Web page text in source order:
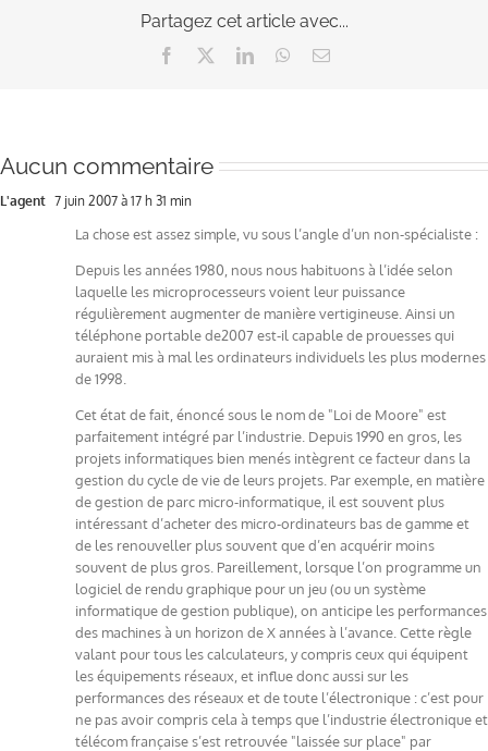
Partagez cet article avec...
Facebook LinkedInWhatsApp
Email
Aucun commentaire
L'agent 7 juin 2007 à 17 h 31 min
La chose est assez simple, vu sous l’angle d’un non-spécialiste :
Depuis les années 1980, nous nous habituons à l’idée selon
laquelle les microprocesseurs voient leur puissance
régulièrement augmenter de manière vertigineuse. Ainsi un
téléphone portable de2007 est-il capable de prouesses qui
auraient mis à mal les ordinateurs individuels les plus modernes
de 1998.
Cet état de fait, énoncé sous le nom de "Loi de Moore" est
parfaitement intégré par l’industrie. Depuis 1990 en gros, les
projets informatiques bien menés intègrent ce facteur dans la
gestion du cycle de vie de leurs projets. Par exemple, en matière
de gestion de parc micro-informatique, il est souvent plus
intéressant d’acheter des micro-ordinateurs bas de gamme et
de les renouveller plus souvent que d’en acquérir moins
souvent de plus gros. Pareillement, lorsque l’on programme un
logiciel de rendu graphique pour un jeu (ou un système
informatique de gestion publique), on anticipe les performances
des machines à un horizon de X années à l’avance. Cette règle
valant pour tous les calculateurs, y compris ceux qui équipent
les équipements réseaux, et influe donc aussi sur les
performances des réseaux et de toute l’électronique : c’est pour
ne pas avoir compris cela à temps que l’industrie électronique et
télécom française s’est retrouvée "laissée sur place" par